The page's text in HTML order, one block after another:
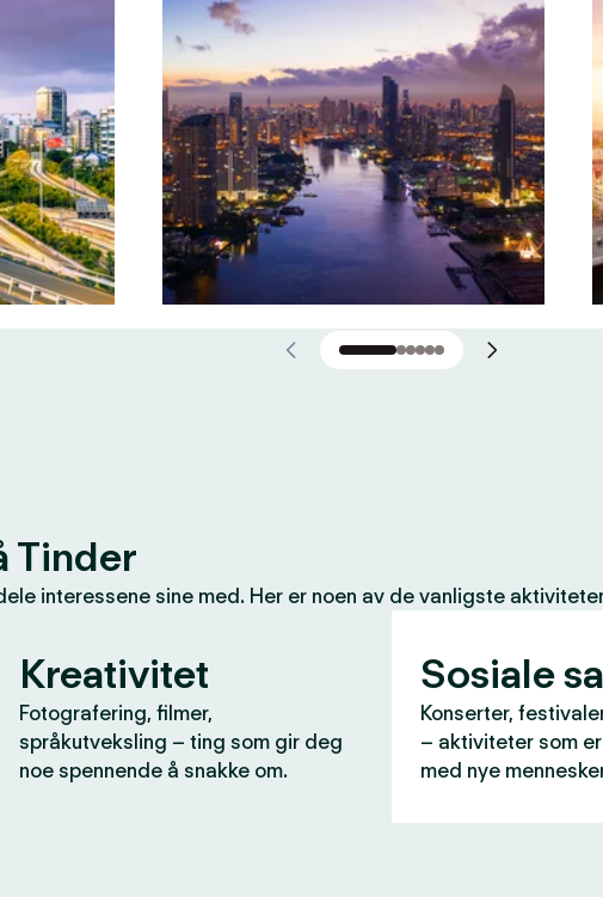
Tinder
interessene sine med. Her er noen av de vanligste
Kreativitet
Fotografering, filmer,
språkutveksling – ting som gir deg
noe spennende å snakke om.
Sosiale
Konserter,
– aktiviteter som
med nye